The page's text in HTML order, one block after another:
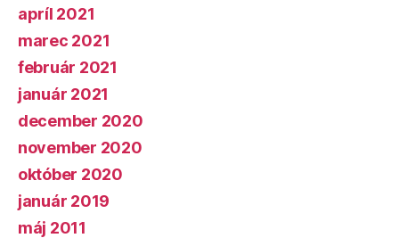
apríl 2021
marec 2021
február 2021
január 2021
december 2020
november 2020
október 2020
január 2019
máj 2011